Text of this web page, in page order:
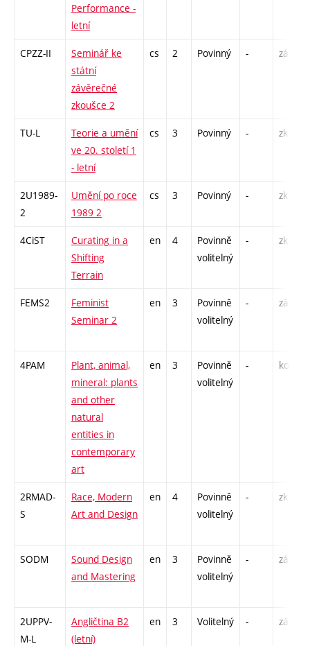
Performance -
letní
CPZZ-II
Seminář ke
státní
závěrečné
zkoušce 2
cs 2 Povinný - zá
TU-L
Teorie a umění
ve 20. století 1
- letní
cs 3 Povinný - zk
2U1989-
2
Umění po roce
1989 2
cs 3 Povinný - zk
4CiST
Curating in a
Shifting
Terrain
en 4
Povinně
volitelný
- zk
FEMS2
Feminist
Seminar 2
en 3
Povinně
volitelný
- zá
4PAM
Plant, animal,
mineral: plants
and other
natural
entities in
contemporary
art
en 3
Povinně
volitelný
- kol
2RMAD-
S
Race, Modern
Art and Design
en 4
Povinně
volitelný
- zk
SODM
Sound Design
and Mastering
en 3
Povinně
volitelný
- zá
2UPPV-
M-L
Angličtina B2
(letní)
en 3 Volitelný - zá,zk